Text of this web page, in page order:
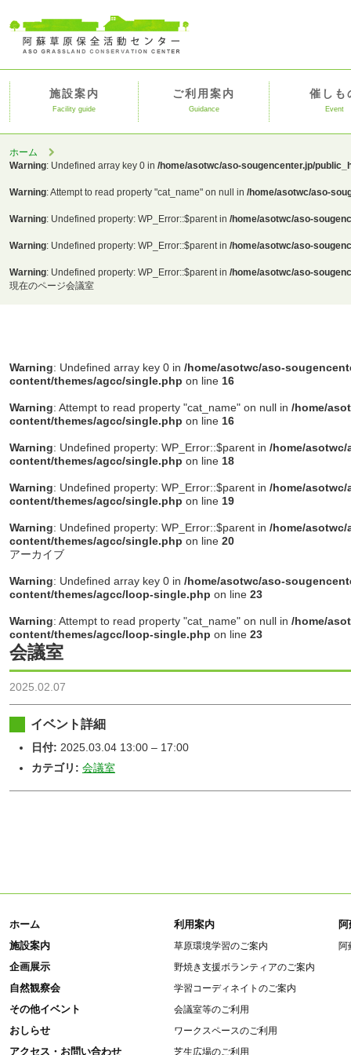
施設案内
Facility guide
ご利用案内
Guidance
催しも
Event
ホーム
Warning: Undefined array key 0 in /home/asotwc/aso-sougencenter.jp/
Warning: Attempt to read property "cat_name" on null in /home/asotwc/aso-
Warning: Undefined property: WP_Error::$parent in /home/asotwc/aso-
Warning: Undefined property: WP_Error::$parent in /home/asotwc/aso-
Warning: Undefined property: WP_Error::$parent in /home/asotwc/aso-
現在のページ会議室
Warning: Undefined array key 0 in /home/asotwc/aso-
content/themes/agcc/single.php on line 16
Warning: Attempt to read property "cat_name" on null in /home/
content/themes/agcc/single.php on line 16
Warning: Undefined property: WP_Error::$parent in /home/
content/themes/agcc/single.php on line 18
Warning: Undefined property: WP_Error::$parent in /home/
content/themes/agcc/single.php on line 19
Warning: Undefined property: WP_Error::$parent in /home/
content/themes/agcc/single.php on line 20
アーカイブ
Warning: Undefined array key 0 in /home/asotwc/aso-
content/themes/agcc/loop-single.php on line 23
Warning: Attempt to read property "cat_name" on null in /home/
content/themes/agcc/loop-single.php on line 23
会議室
2025.02.07
イベント詳細
日付: 2025.03.04 13:00 – 17:00
カテゴリ: 会議室
ホーム
施設案内
企画展示
自然観察会
その他イベント
おしらせ
アクセス・お問い合わせ
利用案内
草原環境学習のご案内
野焼き支援ボランティアのご案内
学習コーディネイトのご案内
会議室等のご利用
ワークスペースのご利用
芝生広場のご利用
阿